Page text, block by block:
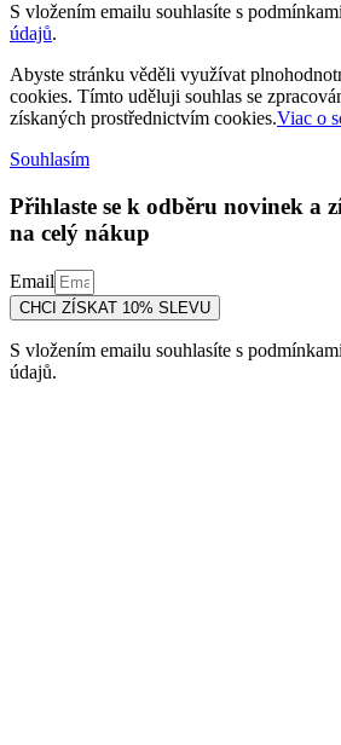
S vložením emailu souhlasíte s
údajů.
Abyste stránku věděli využívat
cookies. Tímto uděluji souhlas se
získaných prostřednictvím cookies.Viac o
Souhlasím
Přihlaste se k odběru novinek a
na celý nákup
Email
CHCI ZÍSKAT 10% SLEVU
S vložením emailu souhlasíte s
údajů.